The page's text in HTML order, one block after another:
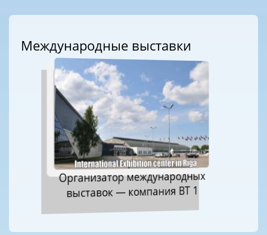
Международные выставки
Организатор международных
выставок — компания ВТ 1